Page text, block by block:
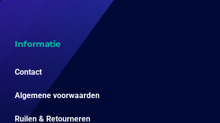
Informatie
Contact
Algemene voorwaarden
Ruilen & Retourneren